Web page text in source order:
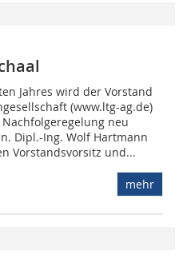
Jahres wird der Vorstand
(www.ltg-ag.de)
neu
Dipl.-Ing. Wolf Hartmann
Vorstandsvorsitz und...
mehr